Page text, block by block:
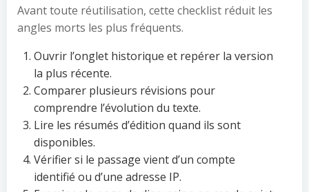
Avant toute réutilisation, cette checklist réduit les
angles morts les plus fréquents.
Ouvrir l’onglet historique et repérer la version
la plus récente.
Comparer plusieurs révisions pour
comprendre l’évolution du texte.
Lire les résumés d’édition quand ils sont
disponibles.
Vérifier si le passage vient d’un compte
identifié ou d’une adresse IP.